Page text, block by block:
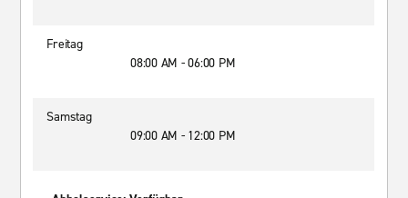
Freitag
08:00 AM - 06:00 PM
Samstag
09:00 AM - 12:00 PM